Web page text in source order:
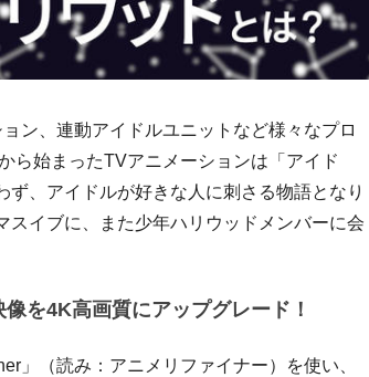
ン、連動アイドルユニットなど様々なプロ
ら始まったTVアニメーションは「アイド
、アイドルが好きな人に刺さる物語となり
スイブに、また少年ハリウッドメンバーに会
を4K高画質にアップグレード！
」（読み：アニメリファイナー）を使い、